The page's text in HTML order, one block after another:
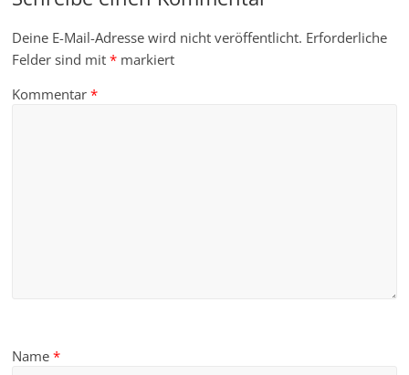
Deine E-Mail-Adresse wird nicht veröffentlicht. Erforderliche
Felder sind mit* markiert
Kommentar*
Name*